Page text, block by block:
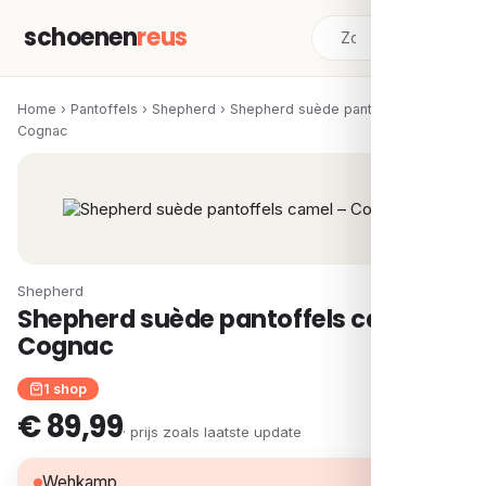
schoenenreus
Home › Pantoffels › Shepherd › Shepherd suède pantoffels camel –
Cognac
Shepherd
Shepherd suède pantoffels camel –
Cognac
1 shop
€ 89,99· prijs zoals laatste update